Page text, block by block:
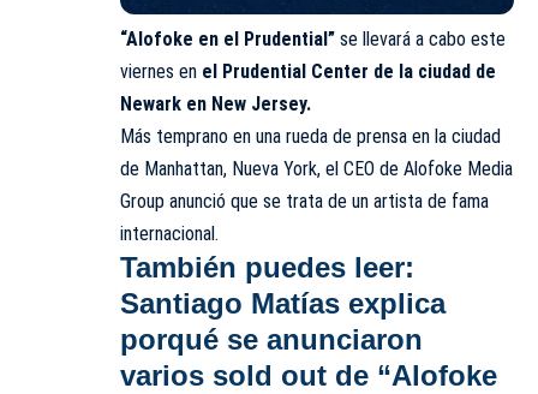
“Alofoke en el Prudential” se llevará a cabo este
viernes en el Prudential Center de la ciudad de
Newark en New Jersey.
Más temprano en una rueda de prensa en la ciudad
de Manhattan, Nueva York, el CEO de Alofoke Media
Group anunció que se trata de un artista de fama
internacional.
También puedes leer:
Santiago Matías explica
porqué se anunciaron
varios sold out de “Alofoke